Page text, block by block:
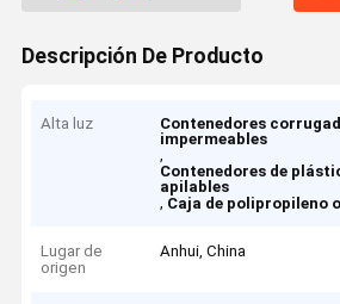
Descripción De Producto
Alta luz
Contenedores
impermeables
,
Contenedores de
apilables
, Caja de polipropileno
Lugar de
origen
Anhui, China